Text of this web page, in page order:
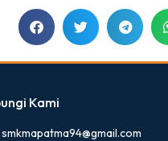
Kami
smkmapatma94@gmail.com